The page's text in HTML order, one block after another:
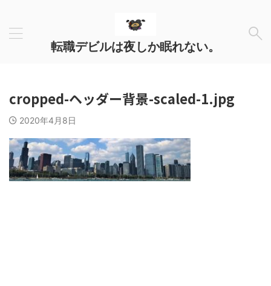
転職デビルは夜しか眠れない。
cropped-ヘッダー背景-scaled-1.jpg
2020年4月8日